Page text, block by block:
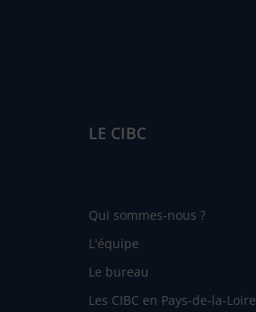
LE CIBC
Qui sommes-nous ?
L'équipe
Le bureau
Les CIBC en Pays-de-la-Loire